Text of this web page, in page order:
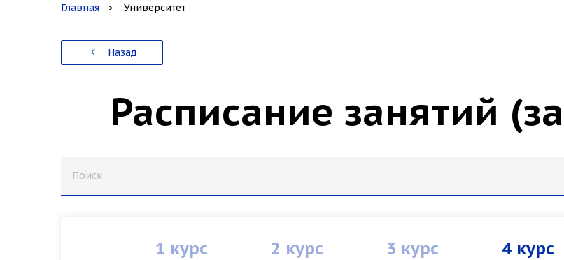
Главная Университет
Назад
Расписание занятий
1 курс 2 курс 3 курс 4 курс